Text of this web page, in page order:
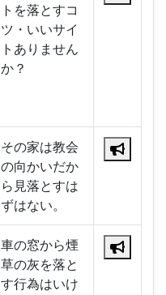
トを落とすコ
ツ・いいサイ
トありません
か？
その家は教会
の向かいだか
ら見落とすは
ずはない。
車の窓から煙
草の灰を落と
す行為はいけ